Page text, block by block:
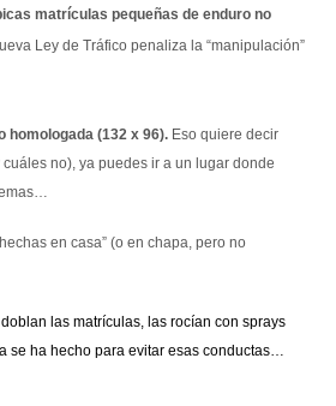
matrículas pequeñas de enduro no
Ley de Tráfico penaliza la “manipulación”
homologada (132 x 96). Eso quiere decir
no), ya puedes ir a un lugar donde
en casa” (o en chapa, pero no
las matrículas, las rocían con sprays
se ha hecho para evitar esas conductas…